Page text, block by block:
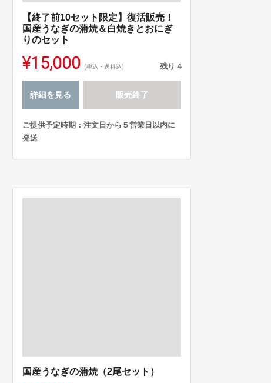
【終了前10セット限定】復活販売！
国産うなぎの蒲焼＆白焼きとおにぎ
りのセット
¥15,000 (税込・送料込) 残り 4
詳細を見る 販売終了
ご提供予定時期：注文日から５営業日以内に
発送
国産うなぎの蒲焼（2尾セット）